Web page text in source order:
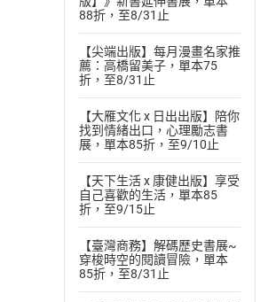
88折，至8/31止
【尖端出版】每月漫畫名家推
薦：高橋留美子，單本75
折，至8/31止
【大雁文化 x 日出出版】陪你
找到情緒出口，心理勵志書
展，單本85折，至9/10止
【天下生活 x 康健出版】享受
自己喜歡的生活，單本85
折，至9/15止
【臺灣商務】解碼歷史書展~
穿梭時空的閱讀冒險，單本
85折，至8/31止